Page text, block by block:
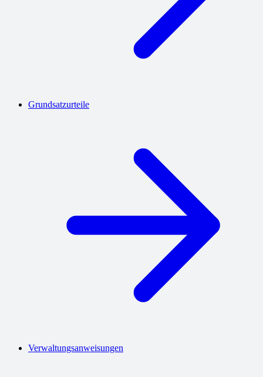
Grundsatzurteile
Verwaltungsanweisungen